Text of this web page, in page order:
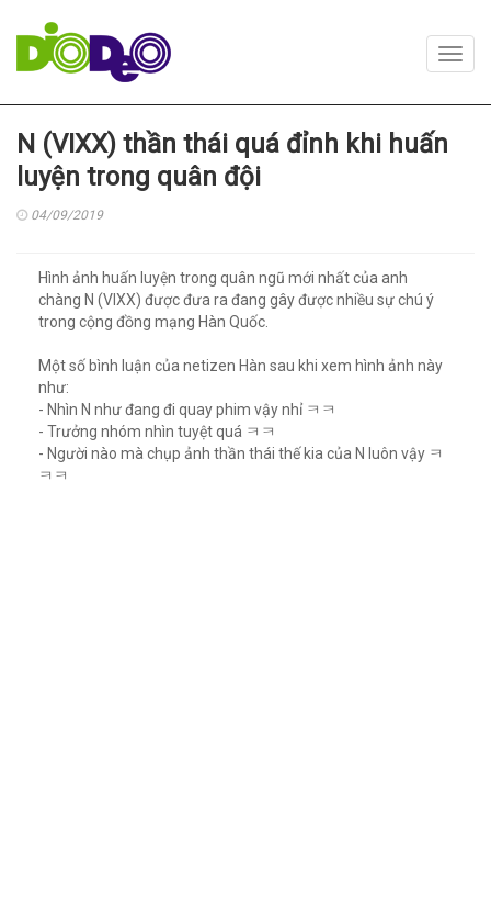
N (VIXX) thần thái quá đỉnh khi huấn
luyện trong quân đội
04/09/2019
Hình ảnh huấn luyện trong quân ngũ mới nhất của anh
chàng N (VIXX) được đưa ra đang gây được nhiều sự chú ý
trong cộng đồng mạng Hàn Quốc.
Một số bình luận của netizen Hàn sau khi xem hình ảnh này
như:
- Nhìn N như đang đi quay phim vậy nhỉ ㅋㅋ
- Trưởng nhóm nhìn tuyệt quá ㅋㅋ
- Người nào mà chụp ảnh thần thái thế kia của N luôn vậy ㅋ
ㅋㅋ